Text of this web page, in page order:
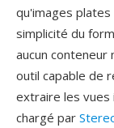
qu'images plates
simplicité du
aucun
outil capable de
extraire les vues
chargé par